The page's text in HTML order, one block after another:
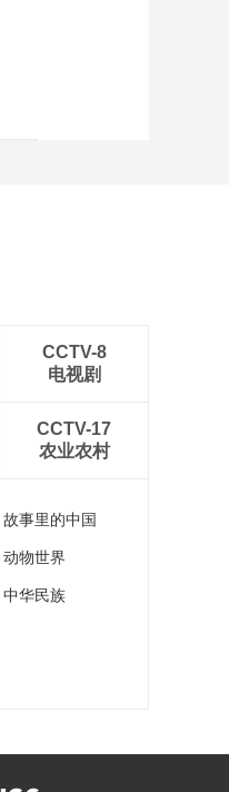
CCTV-8
电视剧
CCTV-17
农业农村
故事里的中国
动物世界
中华民族